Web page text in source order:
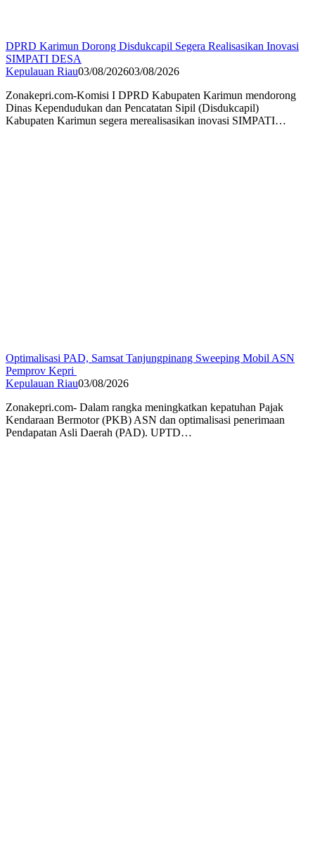
DPRD Karimun Dorong Disdukcapil Segera Realisasikan Inovasi
SIMPATI DESA
Kepulauan Riau03/08/202603/08/2026
Zonakepri.com-Komisi I DPRD Kabupaten Karimun mendorong
Dinas Kependudukan dan Pencatatan Sipil (Disdukcapil)
Kabupaten Karimun segera merealisasikan inovasi SIMPATI…
Optimalisasi PAD, Samsat Tanjungpinang Sweeping Mobil ASN
Pemprov Kepri
Kepulauan Riau03/08/2026
Zonakepri.com- Dalam rangka meningkatkan kepatuhan Pajak
Kendaraan Bermotor (PKB) ASN dan optimalisasi penerimaan
Pendapatan Asli Daerah (PAD). UPTD…